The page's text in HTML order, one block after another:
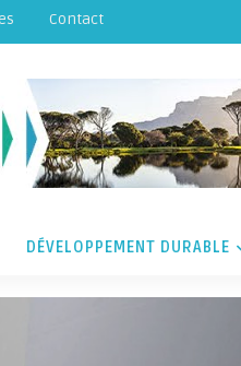
Contact
DÉVELOPPEMENT DURABLE